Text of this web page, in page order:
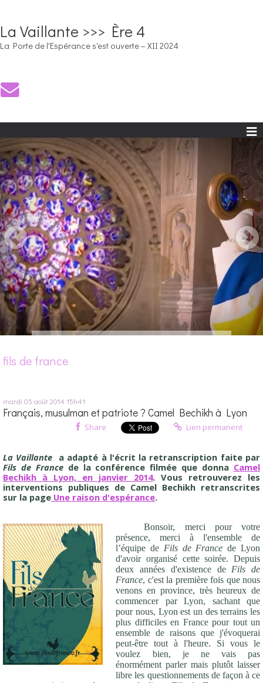
La Vaillante >>> Ère 4
La Porte de l'Espérance s'est ouverte – XII 2024
fils de france
mardi 05 août 2014 15h41
Français, musulman et patriote ? Camel Bechikh à Lyon
Share Lien permanent
La Vaillante a adapté à l'écrit la retranscription faite par
Fils de Francede la conférence filmée que donna Camel
Bechikh à Lyon, en janvier 2014. Vous retrouverez les
interventions publiques de Camel Bechikh retranscrites
sur la page Une raison d'espérance.
Bonsoir, merci pour votre
présence, merci à l'ensemble de
l’équipe de Fils de France de Lyon
d'avoir organisé cette soirée. Depuis
deux années d'existence de Fils de
France, c'est la première fois que nous
venons en province, très heureux de
commencer par Lyon, sachant que
pour nous, Lyon est un des terrains les
plus difficiles en France pour tout un
ensemble de raisons que j'évoquerai
peut-être tout à l'heure. Si vous le
voulez bien, je ne vais pas
énormément parler mais plutôt laisser
libre les questionnements de façon à ce